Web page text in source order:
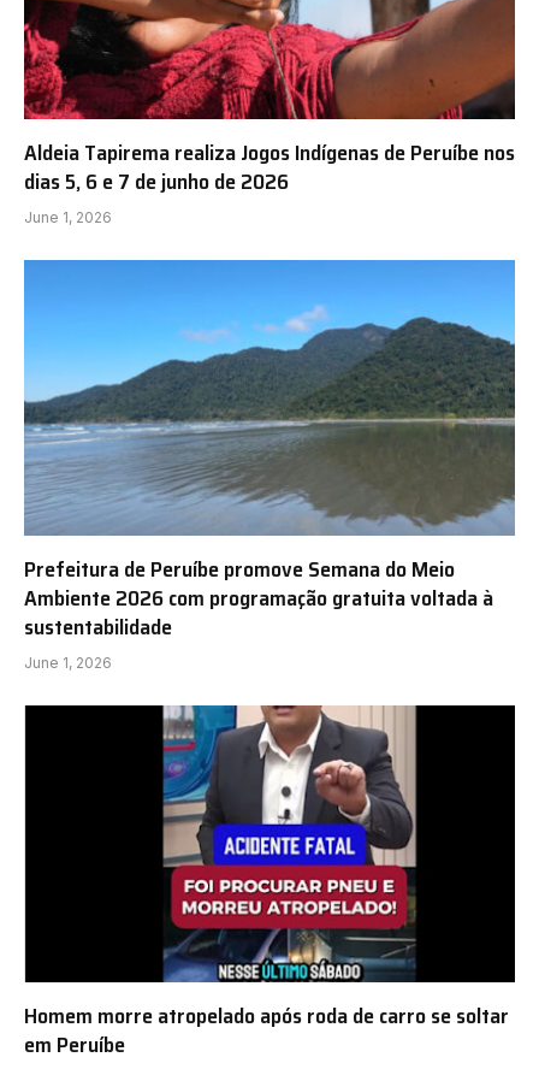
Aldeia Tapirema realiza Jogos Indígenas de Peruíbe nos
dias 5, 6 e 7 de junho de 2026
June 1, 2026
Prefeitura de Peruíbe promove Semana do Meio
Ambiente 2026 com programação gratuita voltada à
sustentabilidade
June 1, 2026
Homem morre atropelado após roda de carro se soltar
em Peruíbe